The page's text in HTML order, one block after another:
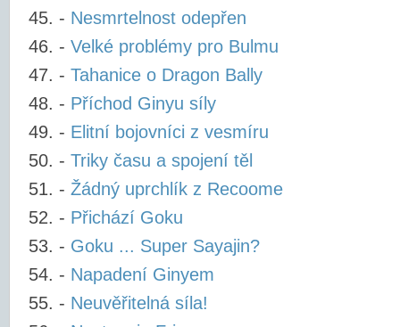
- Nesmrtelnost odepřen
- Velké problémy pro Bulmu
- Tahanice o Dragon Bally
- Příchod Ginyu síly
- Elitní bojovníci z vesmíru
- Triky času a spojení těl
- Žádný uprchlík z Recoome
- Přichází Goku
- Goku ... Super Sayajin?
- Napadení Ginyem
- Neuvěřitelná síla!